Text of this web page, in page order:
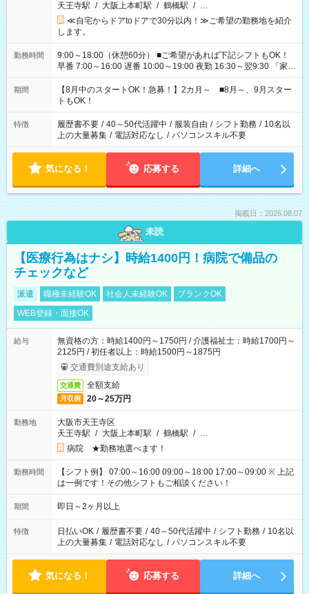
天王寺駅 / 大阪上本町駅 / 鶴橋駅 / …
≪自宅からドアtoドアで30分以内！≫ご希望の勤務地を紹介
します。
勤務時間
9:00～18:00（休憩60分） ■ご希望があれば下記シフトもOK！
早番 7:00～16:00 遅番 10:00～19:00 夜勤 16:30～翌9:30 「家族
と休みを合わせたい」 「余裕を持って夕飯の準備がしたい」
「できれば残業はしたくない」 など、ご希望を教えてください
ね。 ※Wワーク希望の方へ 今ご覧のお仕事で希望する勤務時間
と、もう1つのお仕事の勤務時間。 合計で週40時間を超える場
合は応募できません。
期間
【8月中のスタートOK！急募！】2カ月～ ■8月～、9月スター
トもOK！
特徴 履歴書不要 / 40～50代活躍中 / 服装自由 / シフト勤務 / 10名以
上の大量募集 / 電話対応なし / パソコンスキル不要
気になる！ 応募する 詳細へ
掲載日：2026.08.07
未読
【医療行為はナシ】時給1400円！病院で備品の
チェックなど
派遣 職種未経験OK 社会人未経験OK
ブランクOK
WEB登録・面接OK
給与
無資格の方：時給1400円～1750円 / 介護福祉士：時給1700円～
2125円 / 初任者以上：時給1500円～1875円
交通費別途支給あり
交通費 全額支給
月収例 20～25万円
勤務地
大阪市天王寺区
天王寺駅 / 大阪上本町駅 / 鶴橋駅 / …
病院 ★勤務地選べます！
勤務時間
【シフト例】 07:00～16:00 09:00～18:00 17:00～09:00 ※ 上記
は一例です！その他シフトもご相談ください！
期間 即日～2ヶ月以上
特徴 日払いOK / 履歴書不要 / 40～50代活躍中 / シフト勤務 / 10名以
上の大量募集 / 電話対応なし / パソコンスキル不要
気になる！ 応募する 詳細へ